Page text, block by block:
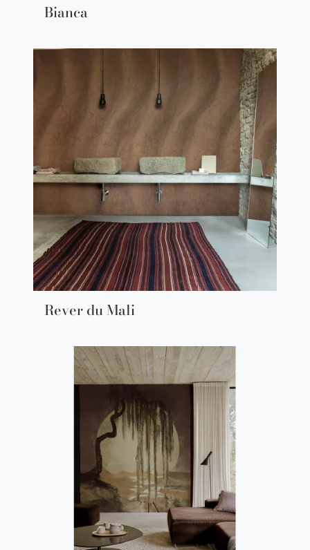
Bianca
Rever du Mali